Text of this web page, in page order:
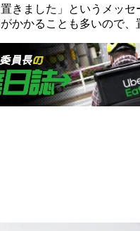
きました」というメッ
かることも多いので、